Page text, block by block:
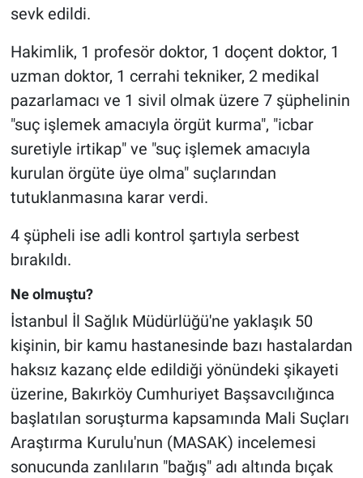
sevk edildi.
Hakimlik, 1 profesör doktor, 1 doçent doktor, 1
uzman doktor, 1 cerrahi tekniker, 2 medikal
pazarlamacı ve 1 sivil olmak üzere 7 şüphelinin
"suç işlemek amacıyla örgüt kurma", "icbar
suretiyle irtikap" ve "suç işlemek amacıyla
kurulan örgüte üye olma" suçlarından
tutuklanmasına karar verdi.
4 şüpheli ise adli kontrol şartıyla serbest
bırakıldı.
Ne olmuştu?
İstanbul İl Sağlık Müdürlüğü'ne yaklaşık 50
kişinin, bir kamu hastanesinde bazı hastalardan
haksız kazanç elde edildiği yönündeki şikayeti
üzerine, Bakırköy Cumhuriyet Başsavcılığınca
başlatılan soruşturma kapsamında Mali Suçları
Araştırma Kurulu'nun (MASAK) incelemesi
sonucunda zanlıların "bağış" adı altında bıçak